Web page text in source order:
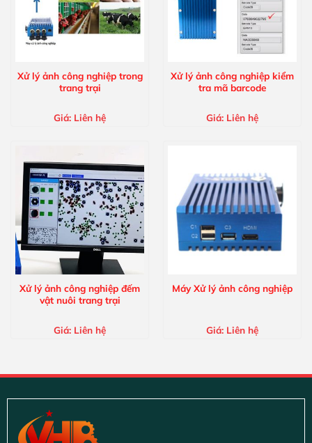
Xử lý ảnh công nghiệp trong
trang trại
Giá: Liên hệ
Xử lý ảnh công nghiệp kiểm
tra mã barcode
Giá: Liên hệ
Xử lý ảnh công nghiệp đếm
vật nuôi trang trại
Giá: Liên hệ
Máy Xử lý ảnh công nghiệp
Giá: Liên hệ